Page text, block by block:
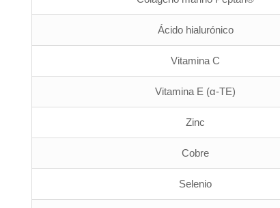
Ácido hialurónico
Vitamina C
Vitamina E (α-TE)
Zinc
Cobre
Selenio